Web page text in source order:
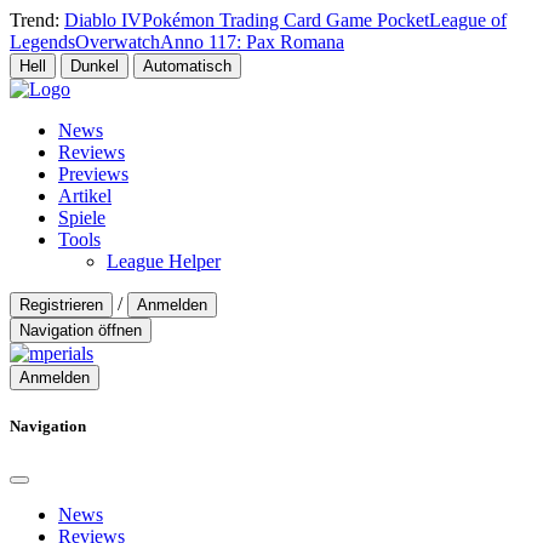
Trend: Diablo IVPokémon Trading Card Game PocketLeague of
LegendsOverwatchAnno 117: Pax Romana
Hell Dunkel Automatisch
News
Reviews
Previews
Artikel
Spiele
Tools
League Helper
Registrieren /
Anmelden
Navigation öffnen
Anmelden
Navigation
News
Reviews